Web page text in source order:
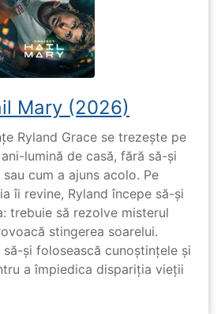
Mary (2026)
Ryland Grace se trezește pe
lumină de casă, fără să-și
cum a ajuns acolo. Pe
îi revine, Ryland începe să-și
trebuie să rezolve misterul
stingerea soarelui.
și folosească cunoștințele și
a împiedica dispariția vieții